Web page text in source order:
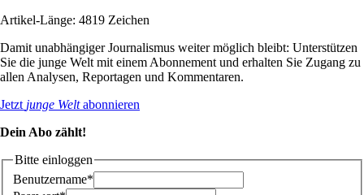
Artikel-Länge: 4819 Zeichen
Damit unabhängiger Journalismus weiter möglich bleibt: Unterstützen
Sie die junge Welt mit einem Abonnement und erhalten Sie Zugang zu
allen Analysen, Reportagen und Kommentaren.
Jetzt junge Weltabonnieren
Dein Abo zählt!
Bitte einloggen
Benutzername*